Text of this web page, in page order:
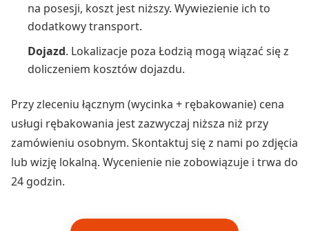
na posesji, koszt jest niższy. Wywiezienie ich to
dodatkowy transport.
Dojazd. Lokalizacje poza Łodzią mogą wiązać się z
doliczeniem kosztów dojazdu.
Przy zleceniu łącznym (wycinka + rębakowanie) cena
usługi rębakowania jest zazwyczaj niższa niż przy
zamówieniu osobnym. Skontaktuj się z nami po zdjęcia
lub wizję lokalną. Wycenienie nie zobowiązuje i trwa do
24 godzin.